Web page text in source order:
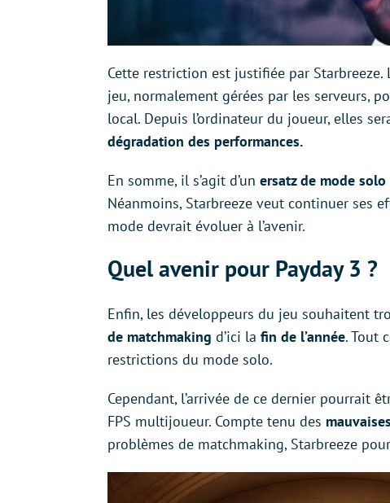
Cette restriction est justifiée par Starbreeze.
jeu, normalement gérées par les serveurs,
local. Depuis l’ordinateur du joueur, elles
dégradation des performances.
En somme, il s’agit d’un ersatz de mode solo
Néanmoins, Starbreeze veut continuer ses
mode devrait évoluer à l’avenir.
Quel avenir pour Payday 3 ?
Enfin, les développeurs du jeu souhaitent
de matchmaking d’ici la fin de l’année. Tout
restrictions du mode solo.
Cependant, l’arrivée de ce dernier pourrait
FPS multijoueur. Compte tenu des
problèmes de matchmaking, Starbreeze